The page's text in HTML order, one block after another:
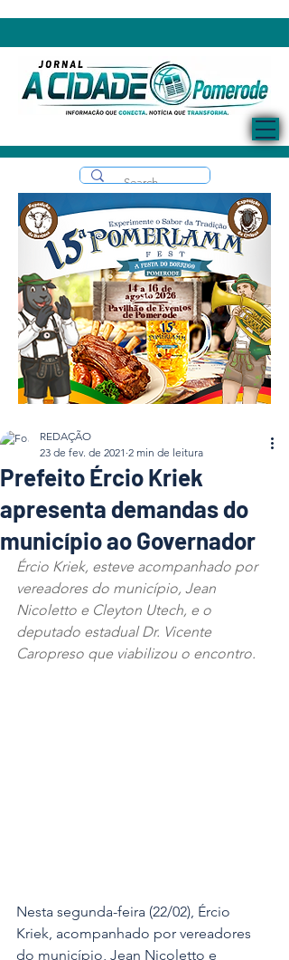
Prefeito Ércio Kriek
apresenta demandas do
município ao Governador
REDAÇÃO
23 de fev. de 2021 2 min de leitura
Ércio Kriek, esteve acompanhado por
vereadores do município, Jean
Nicoletto e Cleyton Utech, e o
deputado estadual Dr. Vicente
Caropreso que viabilizou o encontro.
Nesta segunda-feira (22/02), Ércio
Kriek, acompanhado por vereadores
do município, Jean Nicoletto e